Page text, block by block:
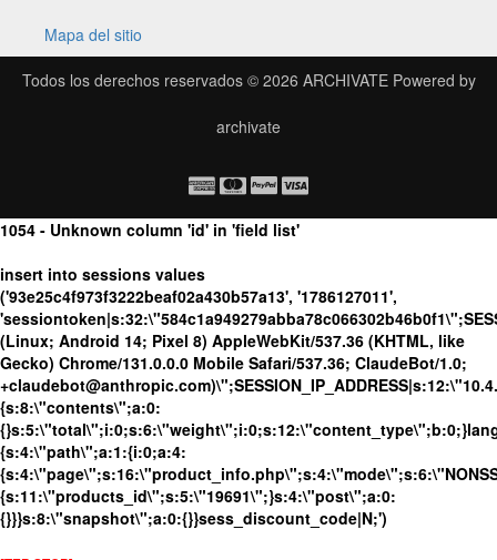
Mapa del sitio
Todos los derechos reservados © 2026 ARCHIVATEPowered by
archivate
1054 - Unknown column 'id' in 'field list'
insert into sessions values
('93e25c4f973f3222beaf02a430b57a13', '1786127011',
(Linux; Android 14; Pixel 8) AppleWebKit/537.36 (KHTML, like
Gecko) Chrome/131.0.0.0 Mobile Safari/537.36; ClaudeBot/1.0;
{s:8:\"contents\";a:0:
{s:4:\"path\";a:1:{i:0;a:4:
{s:11:\"products_id\";s:5:\"19691\";}s:4:\"post\";a:0:
{}}}s:8:\"snapshot\";a:0:{}}sess_discount_code|N;')